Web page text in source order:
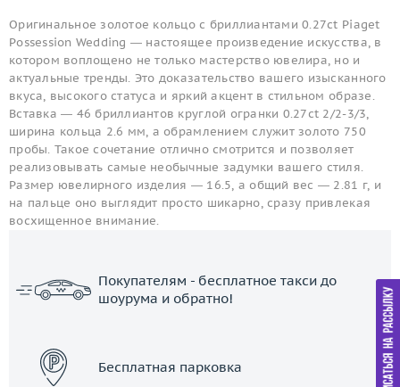
Оригинальное золотое кольцо с бриллиантами 0.27ct Piaget
Possession Wedding — настоящее произведение искусства, в
котором воплощено не только мастерство ювелира, но и
актуальные тренды. Это доказательство вашего изысканного
вкуса, высокого статуса и яркий акцент в стильном образе.
Вставка — 46 бриллиантов круглой огранки 0.27ct 2/2-3/3,
ширина кольца 2.6 мм, а обрамлением служит золото 750
пробы. Такое сочетание отлично смотрится и позволяет
реализовывать самые необычные задумки вашего стиля.
Размер ювелирного изделия — 16.5, а общий вес — 2.81 г, и
на пальце оно выглядит просто шикарно, сразу привлекая
восхищенное внимание.
Покупателям - бесплатное такси до
шоурума и обратно!
Бесплатная парковка